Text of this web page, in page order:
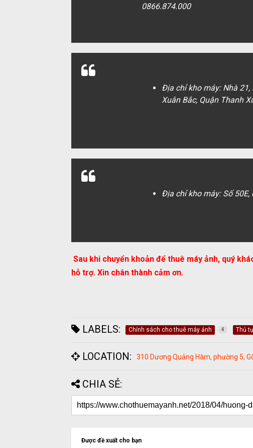
0866.874.000
Địa chỉ kho máy: Nhà
Xuân Bắc, Quận Thanh
Địa chỉ kho máy: Số
Sau khi chuyển khoản để thuê máy ảnh, quý
hỗ trợ. Xin chân thành cảm ơn.
LABELS: Chính sách cho thuê máy ảnh 4 Thủ
LOCATION: 310 Dương Quảng Hàm, phường 5,
CHIA SẺ:
Được đề xuất cho bạn